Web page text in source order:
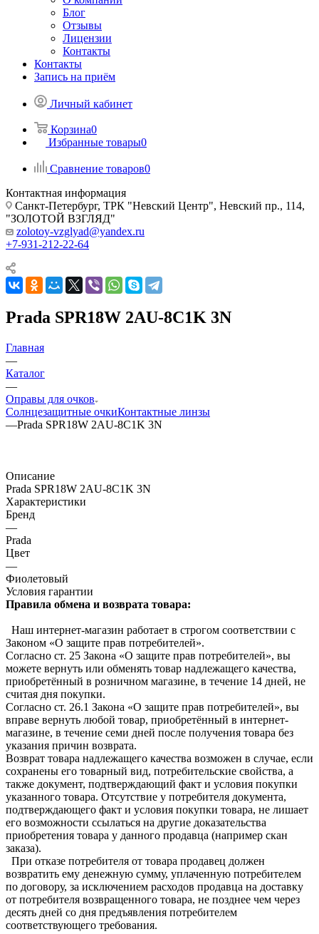
Блог
Отзывы
Лицензии
Контакты
Контакты
Запись на приём
Личный кабинет
Корзина0
Избранные товары0
Сравнение товаров0
Контактная информация
Санкт-Петербург, ТРК "Невский Центр", Невский пр., 114,
"ЗОЛОТОЙ ВЗГЛЯД"
zolotoy-vzglyad@yandex.ru
+7-931-212-22-64
Prada SPR18W 2AU-8C1K 3N
Главная
—
Каталог
—
Оправы для очков
Солнцезащитные очкиКонтактные линзы
—Prada SPR18W 2AU-8C1K 3N
Описание
Prada SPR18W 2AU-8C1K 3N
Характеристики
Бренд
—
Prada
Цвет
—
Фиолетовый
Условия гарантии
Правила обмена и возврата товара:
Наш интернет-магазин работает в строгом соответствии с
Законом «О защите прав потребителей».
Согласно ст. 25 Закона «О защите прав потребителей», вы
можете вернуть или обменять товар надлежащего качества,
приобретённый в розничном магазине, в течение 14 дней, не
считая дня покупки.
Согласно ст. 26.1 Закона «О защите прав потребителей», вы
вправе вернуть любой товар, приобретённый в интернет-
магазине, в течение семи дней после получения товара без
указания причин возврата.
Возврат товара надлежащего качества возможен в случае, если
сохранены его товарный вид, потребительские свойства, а
также документ, подтверждающий факт и условия покупки
указанного товара. Отсутствие у потребителя документа,
подтверждающего факт и условия покупки товара, не лишает
его возможности ссылаться на другие доказательства
приобретения товара у данного продавца (например скан
заказа).
При отказе потребителя от товара продавец должен
возвратить ему денежную сумму, уплаченную потребителем
по договору, за исключением расходов продавца на доставку
от потребителя возвращенного товара, не позднее чем через
десять дней со дня предъявления потребителем
соответствующего требования.